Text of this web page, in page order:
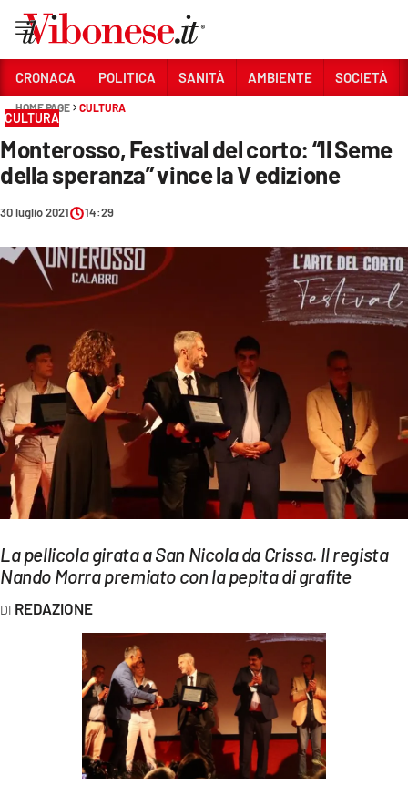
Sezioni
CRONACA
POLITICA
SANITÀ
AMBIENTE
SOCIETÀ
CULTURA
ECONOMIA E LAVORO
EVENTI
SPORT
Streaming
LAC NETWORK
LAC ONAIR
LACPLAY.IT
CRONACA POLITICA SANITÀ AMBIENTE SOCIETÀ
HOME PAGE CULTURA
CULTURA
Monterosso, Festival del corto: “Il Seme
della speranza” vince la V edizione
30 luglio 2021 14:29
La pellicola girata a San Nicola da Crissa. Il regista
Nando Morra premiato con la pepita di grafite
REDAZIONE